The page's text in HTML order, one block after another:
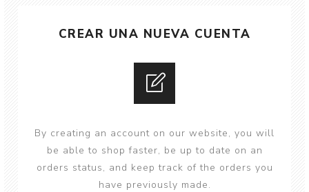
CREAR UNA NUEVA CUENTA
By creating an account on our website, you will
be able to shop faster, be up to date on an
orders status, and keep track of the orders you
have previously made.